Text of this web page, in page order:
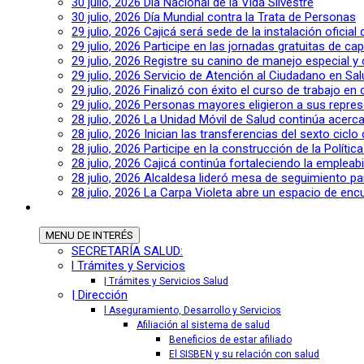
30 julio, 2026 Día Mundial contra la Trata de Personas
29 julio, 2026 Cajicá será sede de la instalación
29 julio, 2026 Participe en las jornadas gratuitas de
29 julio, 2026 Registre su canino de manejo especial
29 julio, 2026 Servicio de Atención al Ciudadano en
29 julio, 2026 Finalizó con éxito el curso de trabajo en
29 julio, 2026 Personas mayores eligieron a sus
28 julio, 2026 La Unidad Móvil de Salud continúa
28 julio, 2026 Inician las transferencias del sexto ciclo
28 julio, 2026 Participe en la construcción de la
28 julio, 2026 Cajicá continúa fortaleciendo la
28 julio, 2026 Alcaldesa lideró mesa de seguimiento
28 julio, 2026 La Carpa Violeta abre un espacio de
MENU DE INTERÉS
SECRETARÍA SALUD:
l Trámites y Servicios
| Trámites y Servicios Salud
| Dirección
l Aseguramiento, Desarrollo y Servicios
Afiliación al sistema de salud
Beneficios de estar afiliado
El SISBEN y su relación con salud